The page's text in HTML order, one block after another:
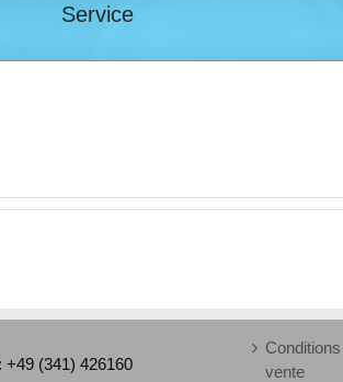
Service
+49 (341) 426160
vente